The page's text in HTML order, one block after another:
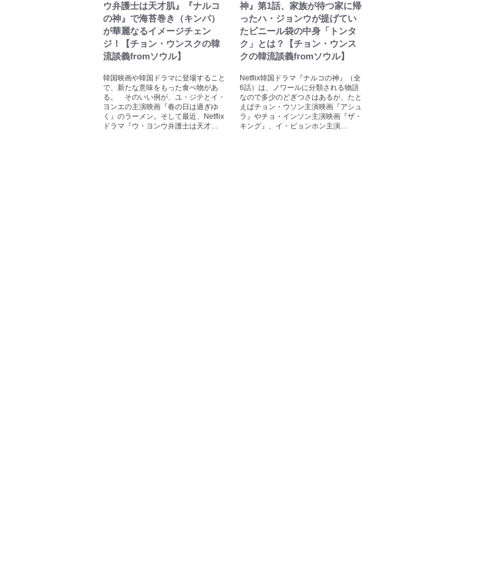
ウ弁護士は天才肌』『ナルコ
の神』で海苔巻き（キンパ）
が華麗なるイメージチェン
ジ！【チョン・ウンスクの韓
流談義fromソウル】
韓国映画や韓国ドラマに登場すること
で、新たな意味をもった食べ物があ
る。 そのいい例が、ユ・ジテとイ・
ヨンエの主演映画『春の日は過ぎゆ
く』のラーメン。そして最近、Netflix
ドラマ『ウ・ヨンウ弁護士は天才…
神』第1話、家族が待つ家に帰
ったハ・ジョンウが提げてい
たビニール袋の中身「トンタ
ク」とは？【チョン・ウンス
クの韓流談義fromソウル】
Netflix韓国ドラマ『ナルコの神』（全
6話）は、ノワールに分類される物語
なので多少のどぎつさはあるが、たと
えばチョン・ウソン主演映画『アシュ
ラ』やチョ・インソン主演映画『ザ・
キング』、イ・ビョンホン主演…